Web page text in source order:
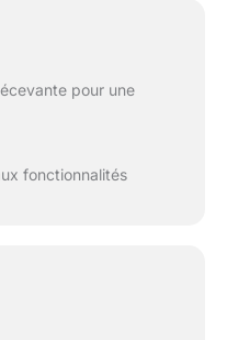
pour une
fonctionnalités